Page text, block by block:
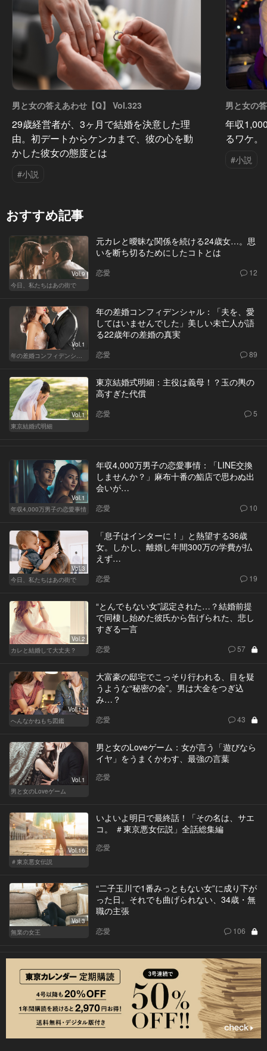
男と女の答えあわせ【Q】 Vol.323
29歳経営者が、3ヶ月で結婚を決意した理
由。初デートからケンカまで、彼の心を動
かした彼女の態度とは
#小説
男と女の
年収
るワケ
#小説
おすすめ記事
Vol.9
今日、私たちはあの街で
元カレと曖昧な関係を続ける24歳女…。思
いを断ち切るためにしたコトとは
恋愛 12
Vol.1
年の差婚コンフィデンシャル
年の差婚コンフィデンシャル：「夫を、愛
してはいませんでした」美しい未亡人が語
る22歳年の差婚の真実
恋愛 89
Vol.1
東京結婚式明細
東京結婚式明細：主役は義母！？玉の輿の
高すぎた代償
恋愛 5
Vol.1
年収4,000万男子の恋愛事情
年収4,000万男子の恋愛事情：「LINE交換
しませんか？」麻布十番の鮨店で思わぬ出
会いが…
恋愛 10
Vol.3
今日、私たちはあの街で
「息子はインターに！」と熱望する36歳
女。しかし、離婚し年間300万の学費が払
えず…
恋愛 19
Vol.2
カレと結婚して大丈夫？
“とんでもない女”認定された…？結婚前提
で同棲し始めた彼氏から告げられた、悲し
すぎる一言
恋愛 57
Vol.11
へんなかねもち図鑑
大富豪の邸宅でこっそり行われる、目を疑
うような“秘密の会”。男は大金をつぎ込
み…？
恋愛 43
Vol.1
男と女のLoveゲーム
男と女のLoveゲーム：女が言う「遊びなら
イヤ」をうまくかわす、最強の言葉
恋愛
Vol.16
＃東京悪女伝説
いよいよ明日で最終話！「その名は、サエ
コ。 ＃東京悪女伝説」全話総集編
恋愛
Vol.3
無業の女王
“二子玉川で1番みっともない女”に成り下が
った日。それでも曲げられない、34歳・無
職の主張
恋愛 106